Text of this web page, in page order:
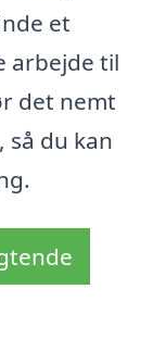
et
arbejde til
det nemt
du kan